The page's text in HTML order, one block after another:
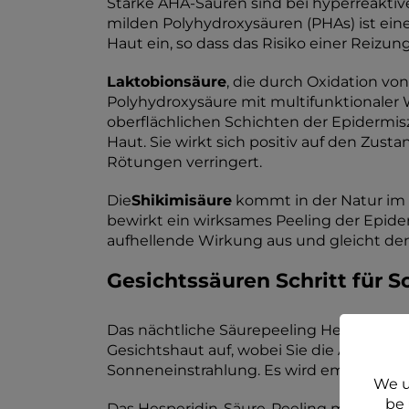
milden Polyhydroxysäuren (PHAs) ist
Haut ein, so dass das Risiko einer
Laktobionsäure, die durch Oxidation
Polyhydroxysäure mit multifunktionaler
oberflächlichen Schichten der
Haut. Sie wirkt sich positiv auf den
Rötungen verringert.
DieShikimisäure kommt in der Natur im
bewirkt ein wirksames Peeling der
aufhellende Wirkung aus und gleicht
Gesichtssäuren Schritt für
Das nächtliche Säurepeeling Hesperidin
Gesichtshaut auf, wobei Sie die
Sonneneinstrahlung. Es wird
We
be